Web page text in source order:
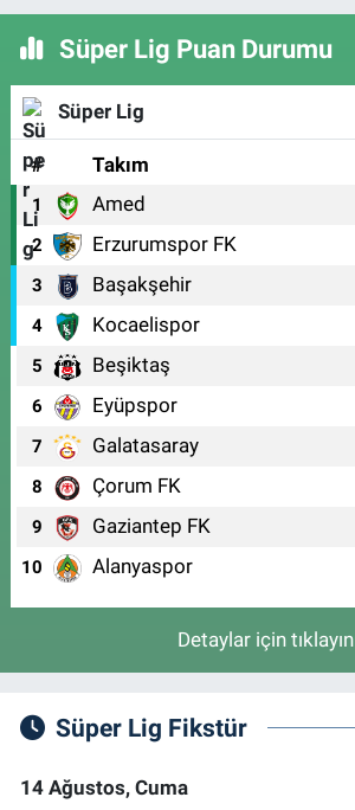
Süper Lig Puan Durumu
Süper Lig
# Takım
1 Amed
2 Erzurumspor FK
3 Başakşehir
4 Kocaelispor
5 Beşiktaş
6 Eyüpspor
7 Galatasaray
8 Çorum FK
9 Gaziantep FK
10 Alanyaspor
Detaylar için tıklayın
Süper Lig Fikstür
14 Ağustos, Cuma